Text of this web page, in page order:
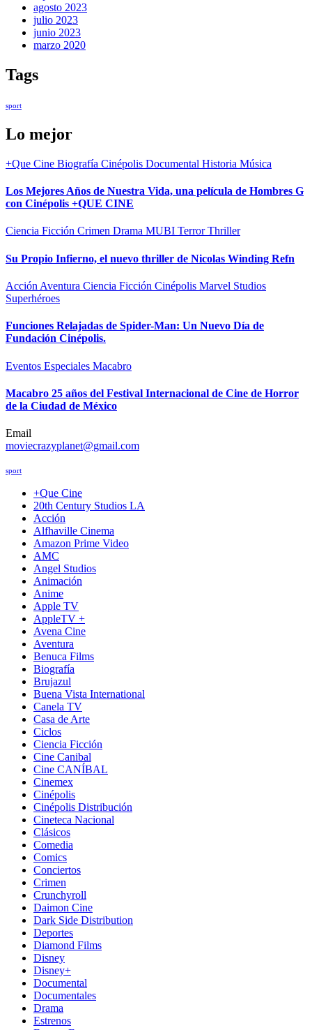
agosto 2023
julio 2023
junio 2023
marzo 2020
Tags
sport
Lo mejor
+Que Cine Biografía Cinépolis Documental Historia Música
Los Mejores Años de Nuestra Vida, una película de Hombres G
con Cinépolis +QUE CINE
Ciencia Ficción Crimen Drama MUBI TerrorThriller
Su Propio Infierno, el nuevo thriller de Nicolas Winding Refn
Acción Aventura Ciencia Ficción Cinépolis Marvel Studios
Superhéroes
Funciones Relajadas de Spider-Man: Un Nuevo Día de
Fundación Cinépolis.
Eventos Especiales Macabro
Macabro 25 años del Festival Internacional de Cine de Horror
de la Ciudad de México
Email
moviecrazyplanet@gmail.com
sport
+Que Cine
20th Century Studios LA
Acción
Alfhaville Cinema
Amazon Prime Video
AMC
Angel Studios
Animación
Anime
Apple TV
AppleTV +
Avena Cine
Aventura
Benuca Films
Biografía
Brujazul
Buena Vista International
Canela TV
Casa de Arte
Ciclos
Ciencia Ficción
Cine Canibal
Cine CANÍBAL
Cinemex
Cinépolis
Cinépolis Distribución
Cineteca Nacional
Clásicos
Comedia
Comics
Conciertos
Crimen
Crunchyroll
Daimon Cine
Dark Side Distribution
Deportes
Diamond Films
Disney
Disney+
Documental
Documentales
Drama
Estrenos